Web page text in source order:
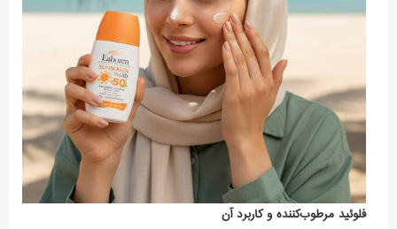
فلوئید مرطوب‌کننده و کاربرد آن